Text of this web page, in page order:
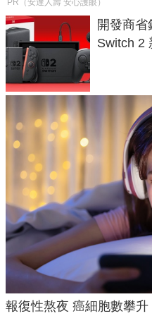
PR（安達人壽 安心護眼）
開發商省
Switch 2
報復性熬夜 癌細胞數攀升